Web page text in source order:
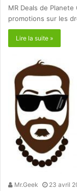
MR Deals de
promotions sur les
Lire la suite »
Mr.Geek 23 avril